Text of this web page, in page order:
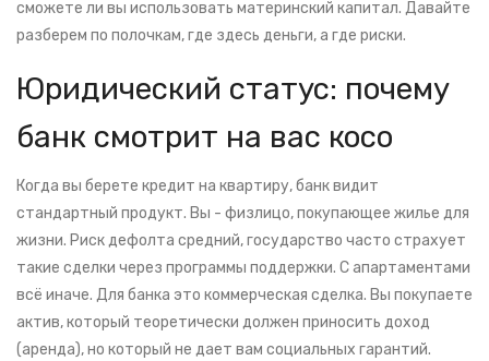
сможете ли вы использовать материнский капитал. Давайте
разберем по полочкам, где здесь деньги, а где риски.
Юридический статус: почему
банк смотрит на вас косо
Когда вы берете кредит на квартиру, банк видит
стандартный продукт. Вы - физлицо, покупающее жилье для
жизни. Риск дефолта средний, государство часто страхует
такие сделки через программы поддержки. С апартаментами
всё иначе. Для банка это коммерческая сделка. Вы покупаете
актив, который теоретически должен приносить доход
(аренда), но который не дает вам социальных гарантий.